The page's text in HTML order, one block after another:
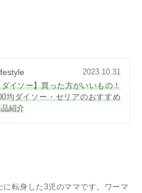
2023.10.31
ダイソー】買った方がいいもの！
均ダイソー・セリアのおすすめ
紹介
転身した3児のママです。ワーマ